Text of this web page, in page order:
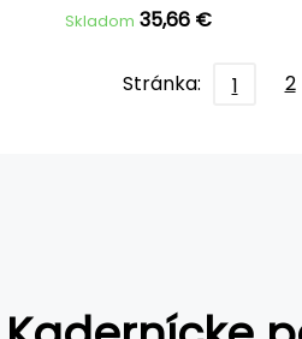
Skladom 35,66 €
Stránka: 1 2